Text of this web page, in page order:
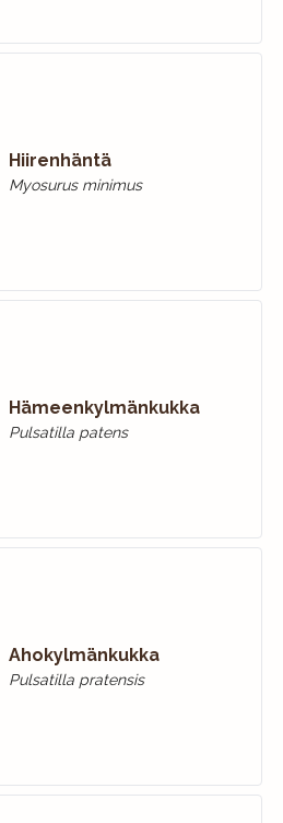
Hiirenhäntä
Myosurus minimus
Hämeenkylmänkukka
Pulsatilla patens
Ahokylmänkukka
Pulsatilla pratensis